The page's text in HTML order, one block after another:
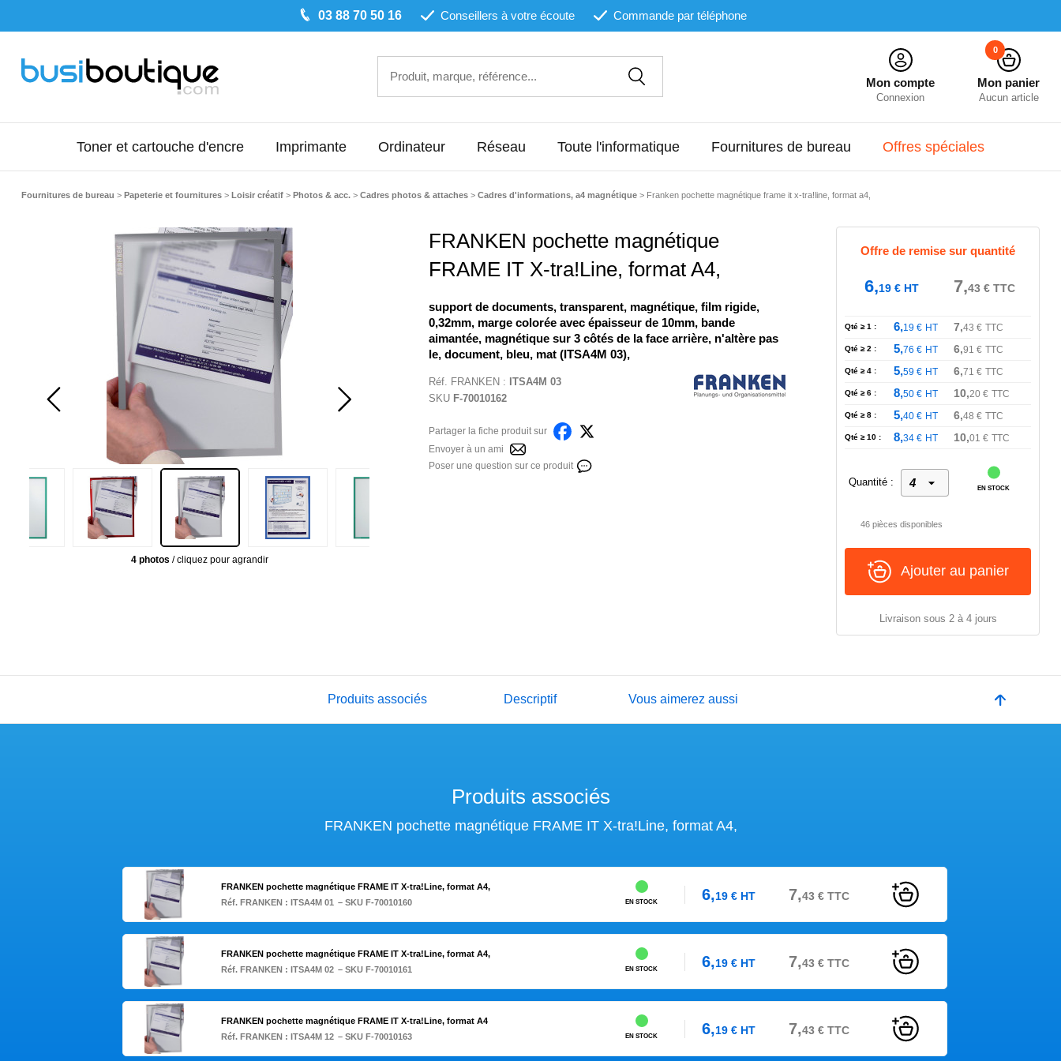
03 88 70 50 16 Conseillers à votre écoute Commande par téléphone
Mon compte
Connexion
Mon panier
Aucun article
0
Toner et cartouche d'encre Imprimante Ordinateur Réseau Toute l'informatique Fournitures de bureau Offres spéciales
Fournitures de bureau > Papeterie et fournitures > Loisir créatif > Photos & acc. > Cadres photos & attaches > Cadres d'informations, a4 magnétique> Franken pochette magnétique frame it x-tra!line, format a4,
4 photos / cliquez pour agrandir
FRANKEN pochette magnétique
FRAME IT X-tra!Line, format A4,
support de documents, transparent, magnétique, film rigide,
0,32mm, marge colorée avec épaisseur de 10mm, bande
aimantée, magnétique sur 3 côtés de la face arrière, n'altère pas
le, document, bleu, mat (ITSA4M 03),
Réf. FRANKEN : ITSA4M 03
SKU F-70010162
Partager la fiche produit sur
Envoyer à un ami
Poser une question sur ce produit
Offre de remise sur quantité
6,19€HT 7,43 € TTC
Qté ≥ 1 : 6,19 € HT 7,43 € TTC
Qté ≥ 2 : 5,76 € HT 6,91 € TTC
Qté ≥ 4 : 5,59 € HT 6,71 € TTC
Qté ≥ 6 : 8,50 € HT 10,20 € TTC
Qté ≥ 8 : 5,40 € HT 6,48 € TTC
Qté ≥ 10 : 8,34 € HT 10,01 € TTC
Quantité :
EN STOCK
46 pièces disponibles
Ajouter au panier
Livraison sous 2 à 4 jours
Produits associés Descriptif Vous aimerez aussi
Produits associés
FRANKEN pochette magnétique FRAME IT X-tra!Line, format A4,
FRANKEN pochette magnétique FRAME IT X-tra!Line, format A4,
Réf. FRANKEN : ITSA4M 01 – SKU F-70010160 EN STOCK 6,19€HT 7,43€TTC
FRANKEN pochette magnétique FRAME IT X-tra!Line, format A4,
Réf. FRANKEN : ITSA4M 02 – SKU F-70010161 EN STOCK 6,19€HT 7,43€TTC
FRANKEN pochette magnétique FRAME IT X-tra!Line, format A4
Réf. FRANKEN : ITSA4M 12 – SKU F-70010163 EN STOCK 6,19€HT 7,43€TTC